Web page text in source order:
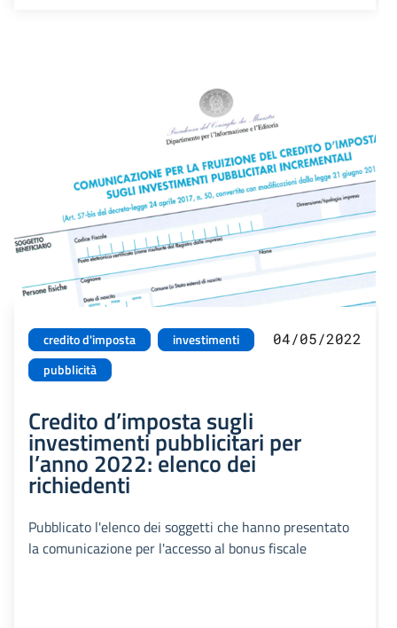
credito d'imposta
investimenti
pubblicità
04/05/2022
Credito d’imposta sugli
investimenti pubblicitari per
l’anno 2022: elenco dei
richiedenti
Pubblicato l'elenco dei soggetti che hanno presentato
la comunicazione per l'accesso al bonus fiscale